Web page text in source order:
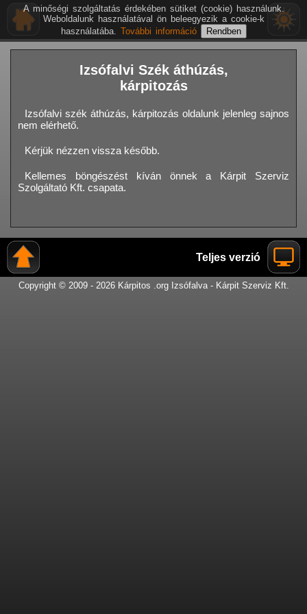
Izsófalvi Szék áthúzás,
kárpitozás
Izsófalvi szék áthúzás, kárpitozás oldalunk jelenleg sajnos
nem elérhető.
Kérjük nézzen vissza később.
Kellemes böngészést kíván önnek a Kárpit Szerviz
Szolgáltató Kft. csapata.
Teljes verzió
Copyright © 2009 - 2026 Kárpitos .org Izsófalva - Kárpit Szerviz Kft.
A minőségi szolgáltatás érdekében sütiket (cookie) használunk.
Weboldalunk használatával ön beleegyezik a cookie-k
használatába. További információ